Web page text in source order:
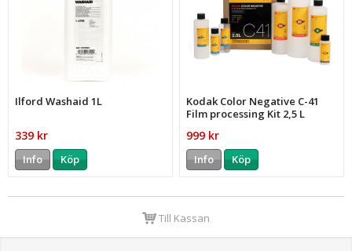
Ilford Washaid 1L
339 kr
Info Köp
Kodak Color Negative C-41
Film processing Kit 2,5 L
999 kr
Info Köp
Till Kassan